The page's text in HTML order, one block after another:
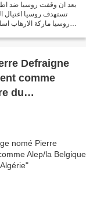
بعد ان وقفت روسيا ضد
تستهدف روسيا اغتيال
روسيا ماركة الارهاب
Defraigne
comme
du